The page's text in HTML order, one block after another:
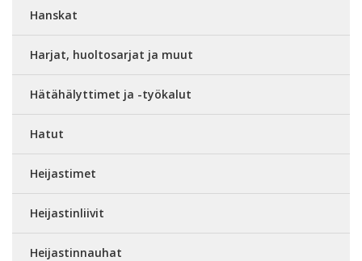
Hanskat
Harjat, huoltosarjat ja muut
Hätähälyttimet ja -työkalut
Hatut
Heijastimet
Heijastinliivit
Heijastinnauhat